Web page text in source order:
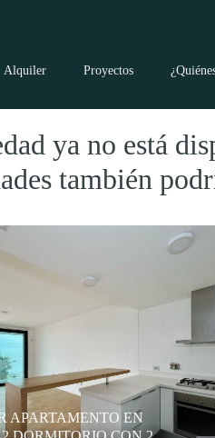
Alquiler Proyectos
ya no está
también
APARTAMENTO EN